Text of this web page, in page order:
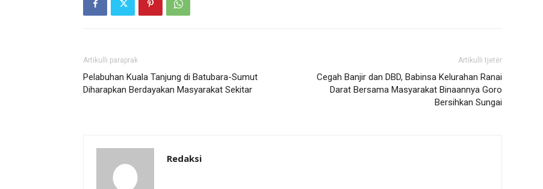
Artikulli paraprak
Pelabuhan Kuala Tanjung di Batubara-Sumut
Diharapkan Berdayakan Masyarakat Sekitar
Artikulli tjetër
Cegah Banjir dan DBD, Babinsa Kelurahan Ranai
Darat Bersama Masyarakat Binaannya Goro
Bersihkan Sungai
Redaksi